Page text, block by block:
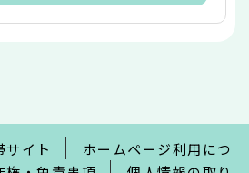
サイト
ホームページ利用につ